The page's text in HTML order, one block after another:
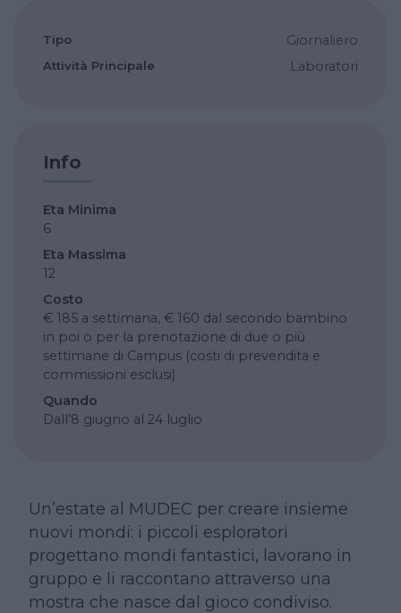
Tipo Giornaliero
Attività Principale Laboratori
Info
Eta Minima
6
Eta Massima
12
Costo
€ 185 a settimana, € 160 dal secondo bambino
in poi o per la prenotazione di due o più
settimane di Campus (costi di prevendita e
commissioni esclusi)
Quando
Dall’8 giugno al 24 luglio
Un’estate al MUDEC per creare insieme
nuovi mondi: i piccoli esploratori
progettano mondi fantastici, lavorano in
gruppo e li raccontano attraverso una
mostra che nasce dal gioco condiviso.